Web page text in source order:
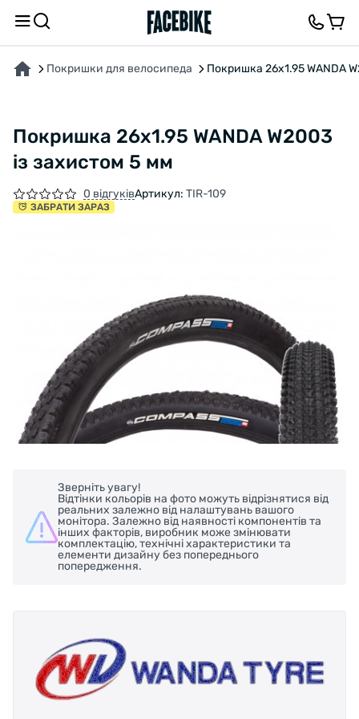
Покришки для велосипеда Покришка 26x1.95 WANDA
Покришка 26x1.95 WANDA W2003
із захистом 5 мм
0 відгуківАртикул: TIR-109
ЗАБРАТИ ЗАРАЗ
Зверніть увагу!
Відтінки кольорів на фото можуть відрізнятися від
реальних залежно від налаштувань вашого
монітора. Залежно від наявності компонентів та
інших факторів, виробник може змінювати
комплектацію, технічні характеристики та
елементи дизайну без попереднього
попередження.
ПРО ТОВАР ХАРАКТЕРИСТИКИОПИС ВІДГУКИ ТА ЗАПИТАННЯ